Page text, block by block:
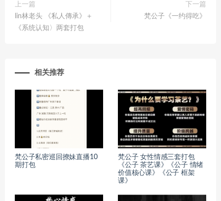
上一篇
lin林老头 《私人傳承》＋
《系统认知〉两套打包
下一篇
梵公子《一约得吃》
相关推荐
梵公子私密巡回撩妹直播10
期打包
梵公子 女性情感三套打包
《公子 茶艺课》《公子 情绪
价值核心课》《公子 框架
课》